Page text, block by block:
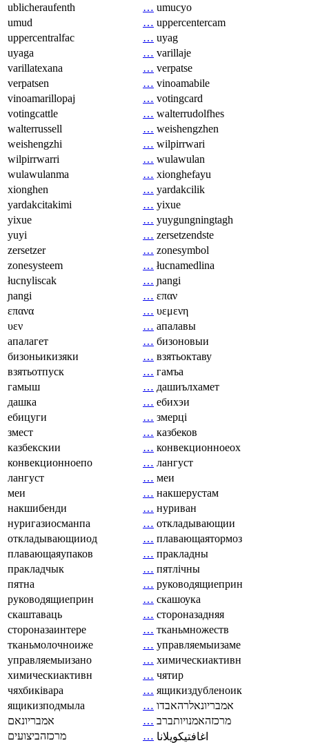
ublicheraufenth
… umucyo
umud
… uppercentercam
uppercentralfac
… uyag
uyaga
… varillaje
varillatexana
… verpatse
verpatsen
… vinoamabile
vinoamarillopaj
… votingcard
votingcattle
… walterrudolfhes
walterrussell
… weishengzhen
weishengzhi
… wilpirrwari
wilpirrwarri
… wulawulan
wulawulanma
… xionghefayu
xionghen
… yardakcilik
yardakcitakimi
… yixue
yixue
… yuygungningtagh
yuyi
… zersetzendste
zersetzer
… zonesymbol
zonesysteem
… łucnamedlina
łucnyliscak
… ɲangi
ɲangi
… επαν
επανα
… υεμενη
υεν
… апалавы
апалагет
… бизоновыи
бизоньикизяки
… взятьоктаву
взятьотпуск
… гамъа
гамыш
… дашиълхамет
дашка
… ебихэи
ебицуги
… змерці
змест
… казбеков
казбекскии
… конвекционноеох
конвекционноепо
… лангуст
лангуст
… меи
меи
… накшерустам
накшибенди
… нуриван
нуригазиосманпа
… откладывающии
откладывающииод
… плавающаятормоз
плавающаяупаков
… пракладны
пракладчык
… пятлічны
пятна
… руководящиеприн
руководящиеприн
… скашоука
скаштаваць
… стороназадняя
стороназаинтере
… тканьмножеств
тканьмолочноиже
… управляемыизаме
управляемыизано
… химическиактивн
химическиактивн
… чятир
чяхбиківара
… ящикиздубленоик
ящикизподмыла
… אמבריונאלרהאבדו
אמבריונאם
… מרכזהאמנויותברב
מרכזהביצועים
… اغافتيكويلانا